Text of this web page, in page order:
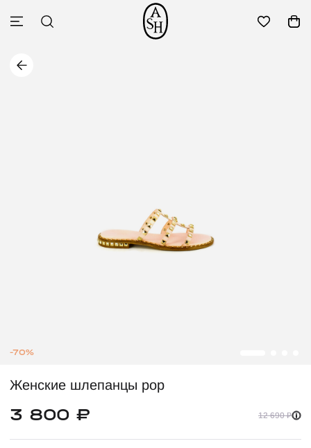
-70%
Женские шлепанцы pop
3 800 ₽ 12 690 ₽